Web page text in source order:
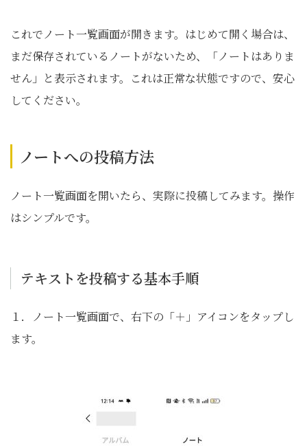
これでノート一覧画面が開きます。はじめて開く場合は、
まだ保存されているノートがないため、「ノートはありま
せん」と表示されます。これは正常な状態ですので、安心
してください。
ノートへの投稿方法
ノート一覧画面を開いたら、実際に投稿してみます。操作
はシンプルです。
テキストを投稿する基本手順
１．ノート一覧画面で、右下の「＋」アイコンをタップし
ます。